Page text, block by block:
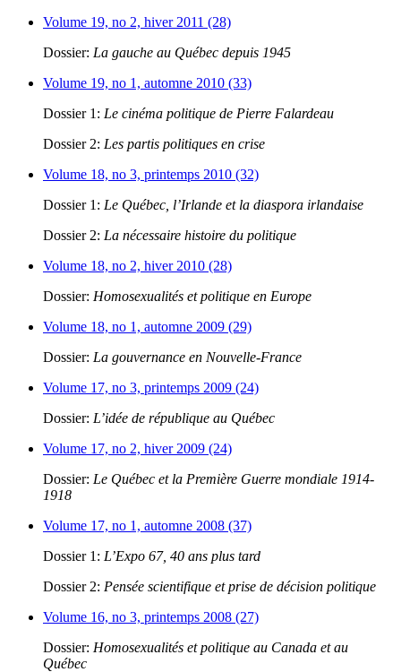
Volume 19, no 2, hiver 2011 (28)
Dossier: La gauche au Québec depuis 1945
Volume 19, no 1, automne 2010 (33)
Dossier 1: Le cinéma politique de Pierre Falardeau
Dossier 2: Les partis politiques en crise
Volume 18, no 3, printemps 2010 (32)
Dossier 1: Le Québec, l’Irlande et la diaspora irlandaise
Dossier 2: La nécessaire histoire du politique
Volume 18, no 2, hiver 2010 (28)
Dossier: Homosexualités et politique en Europe
Volume 18, no 1, automne 2009 (29)
Dossier: La gouvernance en Nouvelle-France
Volume 17, no 3, printemps 2009 (24)
Dossier: L’idée de république au Québec
Volume 17, no 2, hiver 2009 (24)
Dossier: Le Québec et la Première Guerre mondiale 1914-
1918
Volume 17, no 1, automne 2008 (37)
Dossier 1: L’Expo 67, 40 ans plus tard
Dossier 2: Pensée scientifique et prise de décision politique
Volume 16, no 3, printemps 2008 (27)
Dossier: Homosexualités et politique au Canada et au
Québec